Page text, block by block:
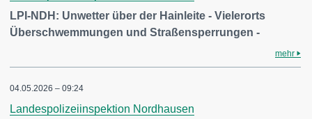
LPI-NDH: Unwetter über der Hainleite - Vielerorts
Überschwemmungen und Straßensperrungen -
mehr
04.05.2026 – 09:24
Landespolizeiinspektion Nordhausen